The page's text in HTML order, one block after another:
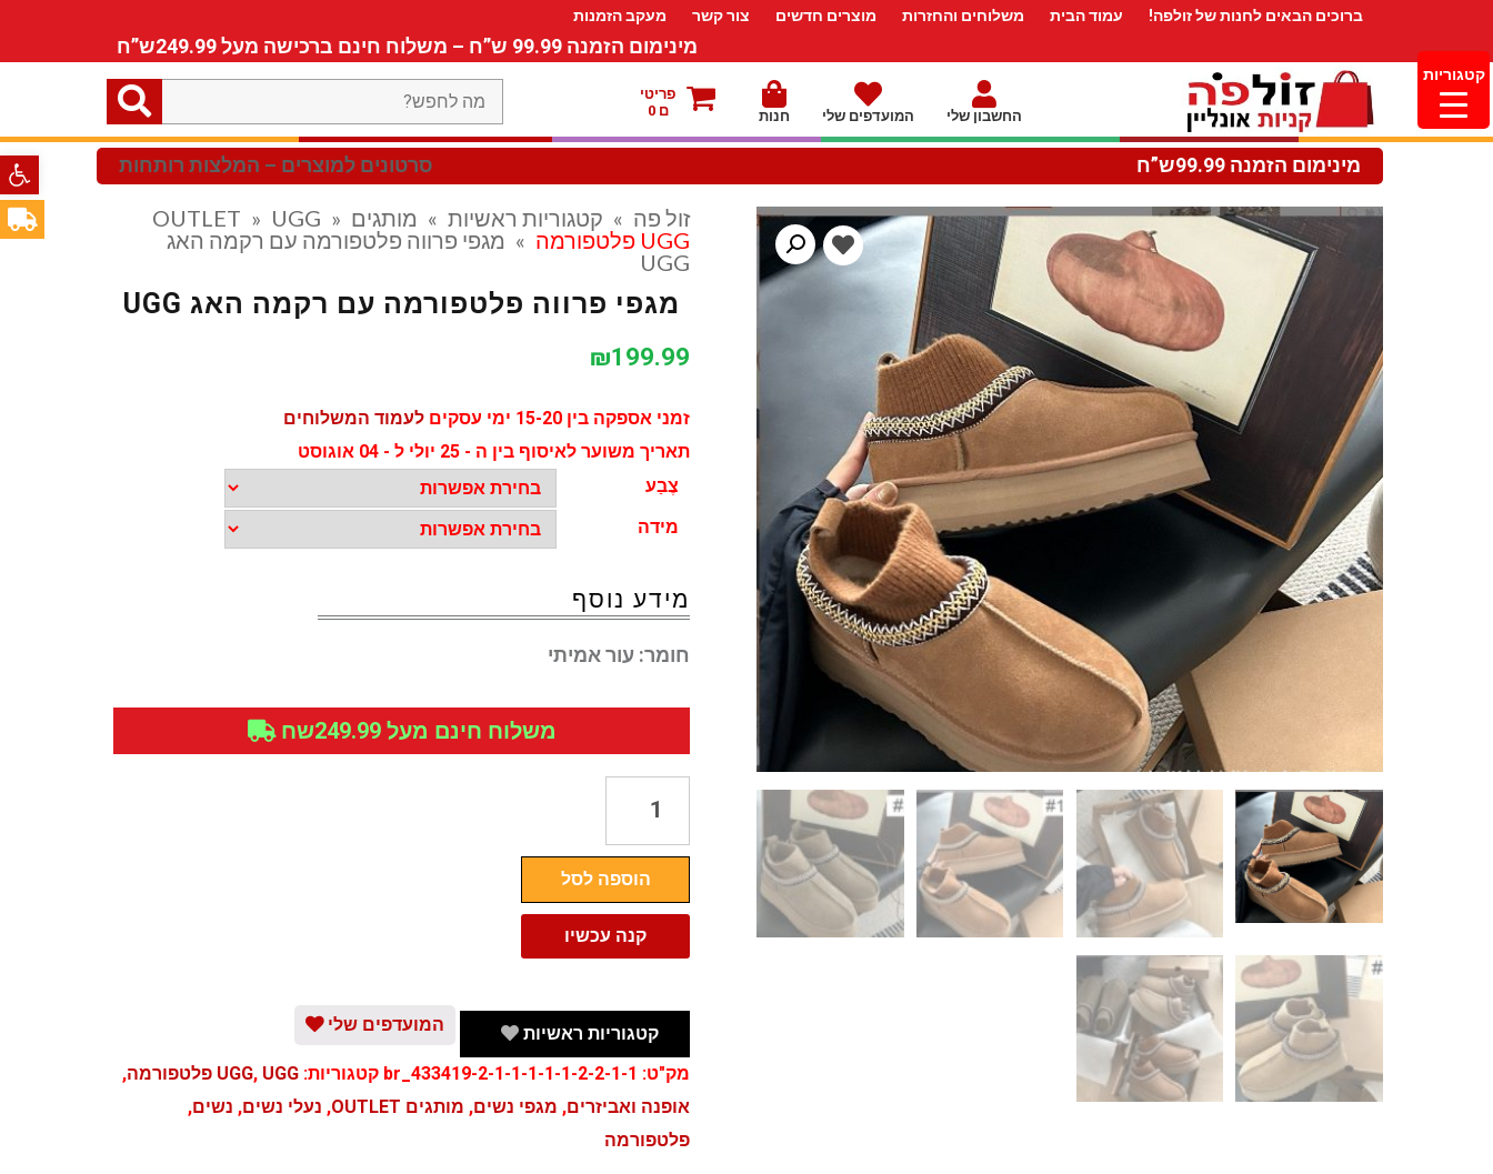
פתח
ברוכים הבאים לחנות של זולפה! עמוד הבית משלוחים והחזרות מוצרים חדשים צור קשר מעקב הזמנות
מינימום הזמנה 99.99 ש”ח – משלוח חינם ברכישה מעל 249.99ש”ח
החשבון שלי המועדפים שלי חנות
פריטי
ם 0
מה
לחפש?
מינימום הזמנה 99.99ש”ח סרטונים למוצרים – המלצות רותחות
זול פה » קטגוריות ראשיות » מותגים OUTLET » UGG »
UGG פלטפורמה
» מגפי פרווה פלטפורמה עם רקמה האג
UGG
מגפי פרווה פלטפורמה עם רקמה האג UGG
₪199.99
זמני אספקה בין 15-20 ימי עסקים
לעמוד המשלוחים
תאריך משוער לאיסוף בין ה - 25 יולי ל - 04 אוגוסט
צֶבַע
מידה
מידע נוסף
חומר: עור אמיתי
משלוח חינם מעל 249.99שח
מגפי
פרווה
עם
האג
UGG
הוספה לסל
קנה עכשיו
קטגוריות ראשיות המועדפים שלי
מק"ט: br_433419-2-1-1-1-1-1-2-2-1-1 קטגוריות: UGG, UGG פלטפורמה
,
אופנה ואביזרים, מגפי נשים, מותגים OUTLET , נעלי נשים, נשים,
פלטפורמה
קטגוריות